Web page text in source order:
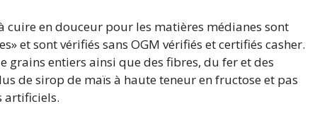
cuire en douceur pour les matières médianes sont
et sont vérifiés sans OGM vérifiés et certifiés casher.
grains entiers ainsi que des fibres, du fer et des
de sirop de maïs à haute teneur en fructose et pas
artificiels.